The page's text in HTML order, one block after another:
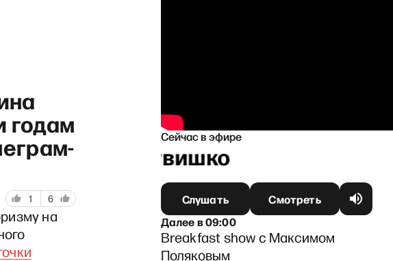
годам
1 6
на
Сейчас в эфире
Дашей Литвишко
Слушать
Смотреть
Далеев09:00
Breakfast show с Максимом
Поляковым